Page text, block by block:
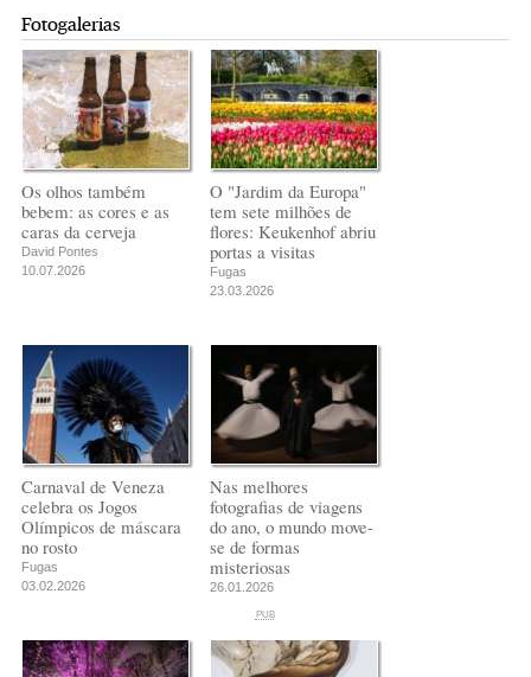
Fotogalerias
Os olhos também
bebem: as cores e as
caras da cerveja
David Pontes
10.07.2026
O "Jardim da Europa"
tem sete milhões de
flores: Keukenhof abriu
portas a visitas
Fugas
23.03.2026
Carnaval de Veneza
celebra os Jogos
Olímpicos de máscara
no rosto
Fugas
03.02.2026
Nas melhores
fotografias de viagens
do ano, o mundo move-
se de formas
misteriosas
26.01.2026
PUB
PUB